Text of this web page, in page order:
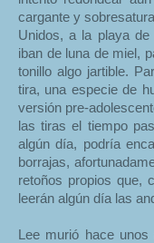
cargante y
Unidos, a la playa
iban de luna de miel,
tonillo algo jartible.
tira, una especie de
versión pre-
las tiras el tiempo
algún día, podría
borrajas,
retoños propios que,
leerán algún día las
Lee murió hace